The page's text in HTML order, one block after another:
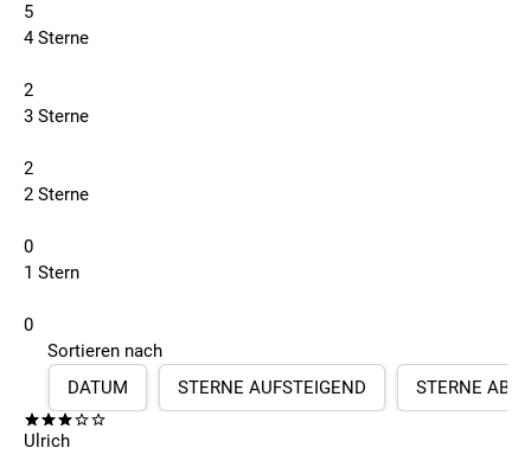
5
4 Sterne
2
3 Sterne
2
2 Sterne
0
1 Stern
0
Sortieren nach
DATUM
STERNE AUFSTEIGEND STERNE
Ulrich